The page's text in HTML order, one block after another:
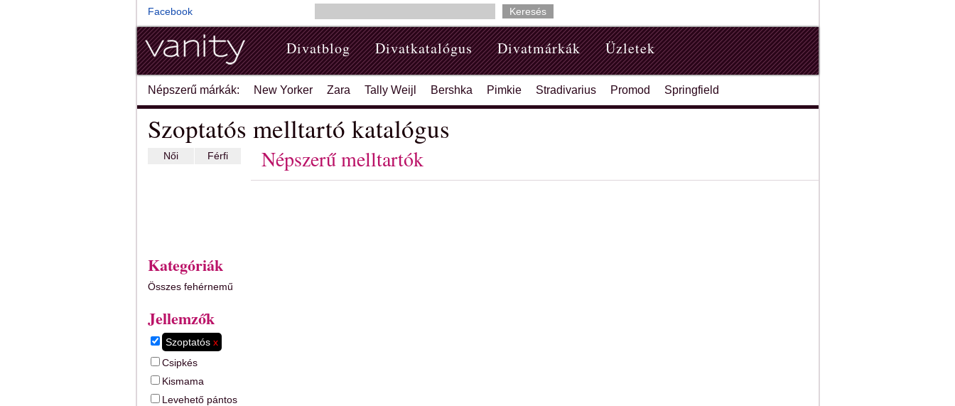
Facebook
Divatblog Divatkatalógus Divatmárkák Üzletek
Népszerű márkák: New Yorker Zara Tally Weijl Bershka Pimkie Stradivarius Promod Springfield
Szoptatós melltartó katalógus
Női Férfi
Kategóriák
Összes fehérnemű
Jellemzők
Szoptatós x
Csipkés
Kismama
Levehető pántos
Népszerű melltartók